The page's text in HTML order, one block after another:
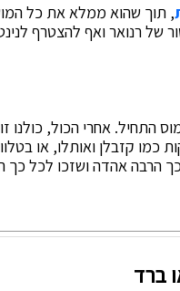
, תוך שהוא ממלא את כל
של רנואר ואף להצטרף
התחיל. אחרי הכול,
כמו קזבלן ואותלו, או
הרבה אהדה ושזכו לכל כך
ברד